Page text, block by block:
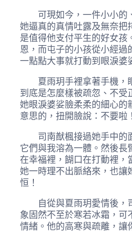
可現如今，一件小小的、
她逼真的真情吐露及無奈把
是值得他支付平生的好女
恩，而屯子的小孩從小經
一點點大事就打動到眼淚婆
夏雨玥手裡拿著手機，眼
到底是怎麼樣被疏忽、不
她眼淚婆娑臉柔柔的細心的
意思的，扭開臉說：不要啦
司南猷楓接過她手中的面
它們與我溶為一體。然後長
在幸福裡，餬口在打動裡，
她一時理不出脈絡來，也讓
恒！
自從與夏雨玥愛情後，司
象固然不至於寒若冰霜，
情緒。他的高寒與疏離，讓